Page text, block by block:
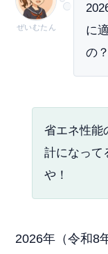
ぜいむたん
に
の？
省エネ性能
計になって
や！
2026年（令和8